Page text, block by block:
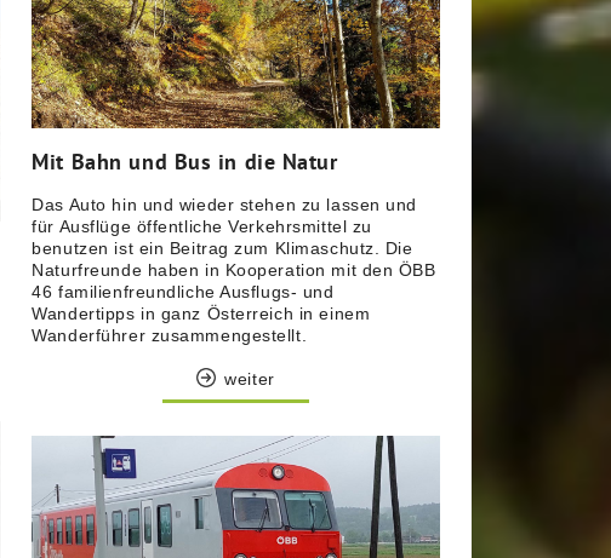
Mit Bahn und Bus in die Natur
Das Auto hin und wieder stehen zu lassen und
für Ausflüge öffentliche Verkehrsmittel zu
benutzen ist ein Beitrag zum Klimaschutz. Die
Naturfreunde haben in Kooperation mit den ÖBB
46 familienfreundliche Ausflugs- und
Wandertipps in ganz Österreich in einem
Wanderführer zusammengestellt.
weiter